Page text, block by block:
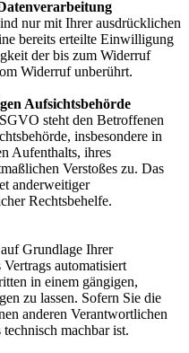
nur mit Ihrer ausdrücklichen
bereits erteilte Einwilligung
der bis zum Widerruf
Widerruf unberührt.
Aufsichtsbehörde
steht den Betroffenen
insbesondere in
Aufenthalts, ihres
Verstoßes zu. Das
anderweitiger
Rechtsbehelfe.
Grundlage Ihrer
automatisiert
in einem gängigen,
zu lassen. Sofern Sie die
anderen Verantwortlichen
machbar ist.